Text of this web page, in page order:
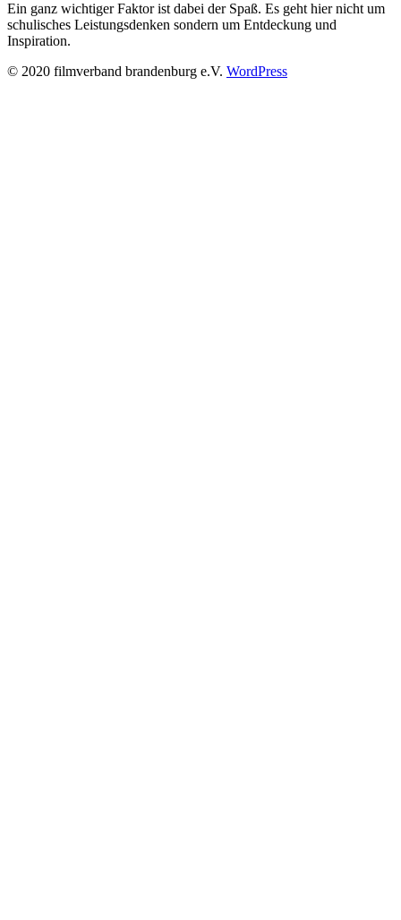
Ein ganz wichtiger Faktor ist dabei der Spaß. Es geht hier nicht um
schulisches Leistungsdenken sondern um Entdeckung und
Inspiration.
© 2020 filmverband brandenburg e.V. WordPress